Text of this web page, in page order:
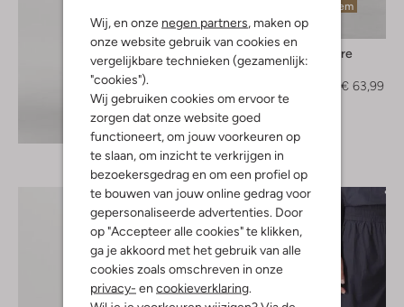
Wij, en onze negen partners, maken op
onze website gebruik van cookies en
vergelijkbare technieken (gezamenlijk:
"cookies").
Wij gebruiken cookies om ervoor te
zorgen dat onze website goed
functioneert, om jouw voorkeuren op
te slaan, om inzicht te verkrijgen in
bezoekersgedrag en om een profiel op
te bouwen van jouw online gedrag voor
gepersonaliseerde advertenties. Door
op "Accepteer alle cookies" te klikken,
ga je akkoord met het gebruik van alle
cookies zoals omschreven in onze
privacy- en cookieverklaring.
Ontdek de look
Laatste item
-60%
Co'couture
Pantalon
€ 63,99